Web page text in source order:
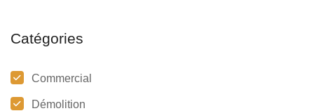
Catégories
Commercial
Démolition